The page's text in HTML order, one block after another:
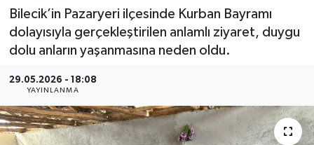
Bilecik’in Pazaryeri ilçesinde Kurban Bayramı
dolayısıyla gerçekleştirilen anlamlı ziyaret, duygu
dolu anların yaşanmasına neden oldu.
29.05.2026 - 18:08
YAYINLANMA
Tüm Manşetler
Son Dakika Haberleri
Haber Arşivi